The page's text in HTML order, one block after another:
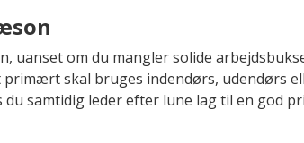
uanset om du mangler solide
skal bruges indendørs, udendørs
samtidig leder efter lune lag til en god